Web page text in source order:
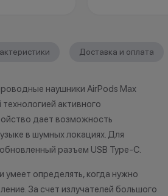
имеет
по
иные
*Акции и
*Данная акция
публичной
характер.
•Организатор
Доставка и оплата
наушники AirPods Max
активного
дает возможность
в шумных локациях. Для
разъем USB Type-C.
умеет определять, когда нужно
За счет излучателей большого